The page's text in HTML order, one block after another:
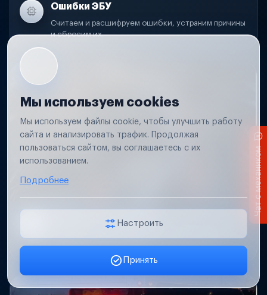
Ошибки ЭБУ
Считаем и расшифруем ошибки, устраним причины
и сбросим их.
Короткое замыкание
проводку и защиту цепей.
Мы используем cookies
Мы используем файлы cookie, чтобы улучшить работу
сайта и анализировать трафик. Продолжая
пользоваться сайтом, вы соглашаетесь с их
использованием.
Подробнее
Настроить
Принять
Чат с механиком